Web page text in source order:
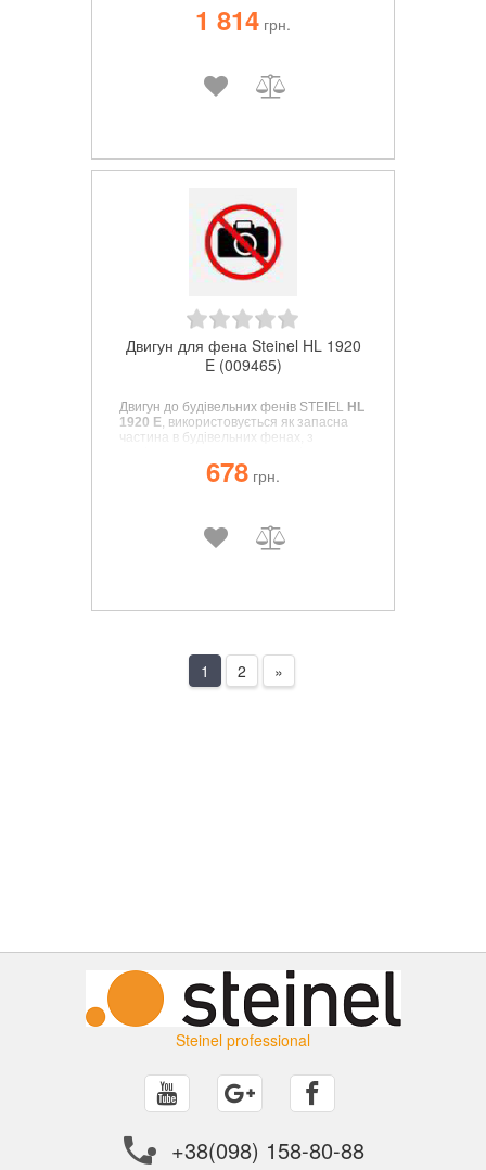
встановлюється замість вийшовшого з
ладу елемента.1 814 грн.
Двигун для фена Steinel HL 1920
E (009465)
Двигун до будівельних фенів STEIEL HL
1920 E, використовується як запасна
частина в будівельних фенах, з
вийшовшого з ладу елемента.
678 грн.
1 2 »
Steinel professional
+38(098) 158-80-88